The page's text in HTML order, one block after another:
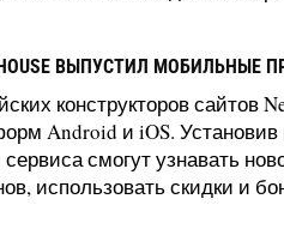
ВЫПУСТИЛ МОБИЛЬНЫЕ
конструкторов сайтов
Android и iOS.
смогут узнавать
использовать скидки и